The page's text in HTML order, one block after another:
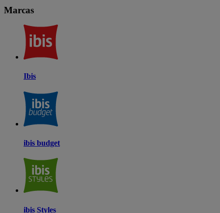
Marcas
Ibis
ibis budget
ibis Styles